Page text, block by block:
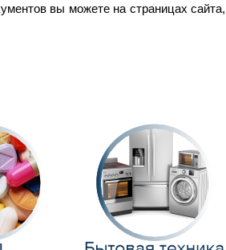
вы можете на страницах сайта,